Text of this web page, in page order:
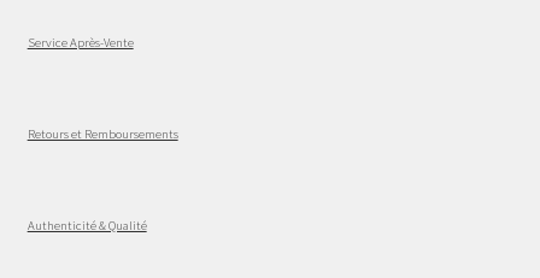
Service Après-Vente
Retours et Remboursements
Authenticité & Qualité